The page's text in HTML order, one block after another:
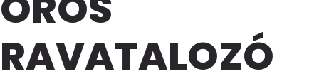
RAVATALOZÓ